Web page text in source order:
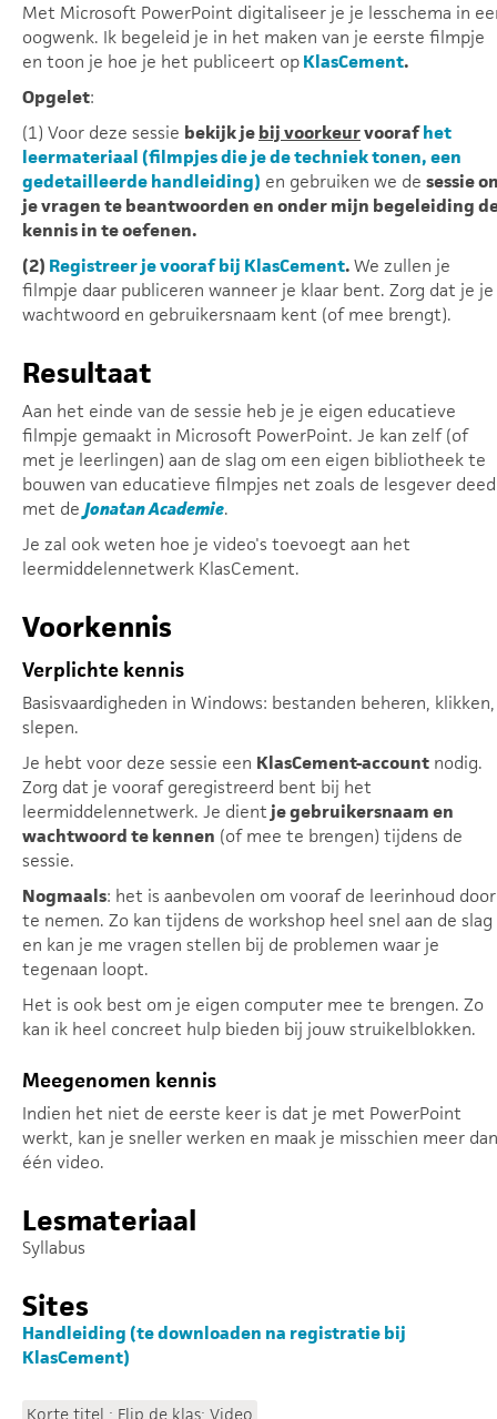
Met Microsoft PowerPoint digitaliseer je je lesschema in
oogwenk. Ik begeleid je in het maken van je eerste filmpje
en toon je hoe je het publiceert opKlasCement.
Opgelet:
(1) Voor deze sessie bekijk jebij voorkeurvoorafhet
leermateriaal (filmpjes die je de techniek tonen, een
gedetailleerde handleiding) en gebruiken we de sessie
je vragen te beantwoorden en onder mijn begeleiding
kennis in te oefenen.
(2) Registreer je vooraf bij KlasCement.We zullen je
filmpje daar publiceren wanneer je klaar bent. Zorg dat je je
wachtwoord en gebruikersnaam kent (of mee brengt).
Resultaat
Aan het einde van de sessie heb je je eigen educatieve
filmpje gemaakt in Microsoft PowerPoint. Je kan zelf (of
met je leerlingen) aan de slag om een eigen bibliotheek te
bouwen van educatieve filmpjes net zoals de lesgever deed
met de Jonatan Academie.
Je zal ook weten hoe je video's toevoegt aan het
leermiddelennetwerk KlasCement.
Voorkennis
Verplichte kennis
Basisvaardigheden in Windows: bestanden beheren, klikken,
slepen.
Je hebt voor deze sessie een KlasCement-account nodig.
Zorg dat je vooraf geregistreerd bent bij het
leermiddelennetwerk. Je dient je gebruikersnaam en
wachtwoord te kennen (of mee te brengen) tijdens de
sessie.
Nogmaals: het is aanbevolen om vooraf de leerinhoud door
te nemen. Zo kan tijdens de workshop heel snel aan de slag
en kan je me vragen stellen bij de problemen waar je
tegenaan loopt.
Het is ook best om je eigen computer mee te brengen. Zo
kan ik heel concreet hulp bieden bij jouw struikelblokken.
Meegenomen kennis
Indien het niet de eerste keer is dat je met PowerPoint
werkt, kan je sneller werken en maak je misschien meer dan
één video.
Lesmateriaal
Syllabus
Sites
Handleiding (te downloaden na registratie bij
KlasCement)
Korte titel : Flip de klas: Video